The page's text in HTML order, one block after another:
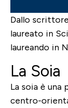
Dallo
laureato in
laureando in
La Soia
La soia è una
centro-